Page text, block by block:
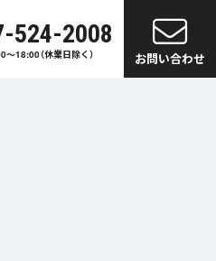
524-2008
～18:00（休業日除く） お問い合わせ